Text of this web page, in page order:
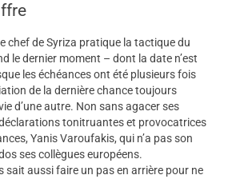
chef de Syriza pratique la tactique du
le dernier moment – dont la date n’est
les échéances ont été plusieurs fois
de la dernière chance toujours
d’une autre. Non sans agacer ses
tonitruantes et provocatrices
Yanis Varoufakis, qui n’a pas son
ses collègues européens.
sait aussi faire un pas en arrière pour ne